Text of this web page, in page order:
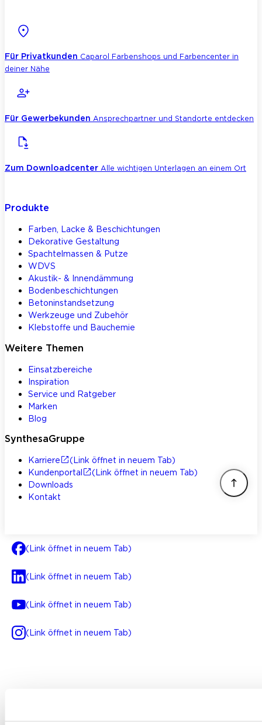
Für Privatkunden Caparol Farbenshops und Farbencenter in
deiner Nähe
Für Gewerbekunden Ansprechpartner und Standorte entdecken
Zum Downloadcenter Alle wichtigen Unterlagen an einem Ort
Produkte
Farben, Lacke & Beschichtungen
Dekorative Gestaltung
Spachtelmassen & Putze
WDVS
Akustik- & Innendämmung
Bodenbeschichtungen
Betoninstandsetzung
Werkzeuge und Zubehör
Klebstoffe und Bauchemie
Weitere Themen
Einsatzbereiche
Inspiration
Service und Ratgeber
Marken
Blog
SynthesaGruppe
Karriere
(Link öffnet in neuem Tab)
Kundenportal
(Link öffnet in neuem Tab)
Downloads
Kontakt
(Link öffnet in neuem Tab)
(Link öffnet in neuem Tab)
(Link öffnet in neuem Tab)
(Link öffnet in neuem Tab)